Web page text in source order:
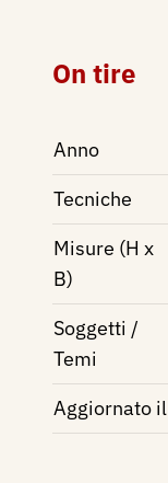
On tire
Anno
Tecniche
Misure (H x
B)
Soggetti /
Temi
Aggiornato il